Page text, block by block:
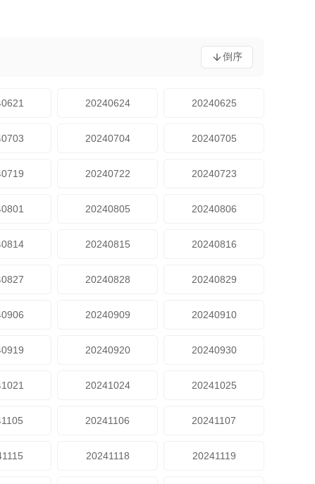
倒序
20240624 20240625
20240704 20240705
20240722 20240723
20240805 20240806
20240815 20240816
20240828 20240829
20240909 20240910
20240920 20240930
20241024 20241025
20241106 20241107
20241118 20241119